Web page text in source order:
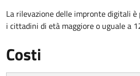
La rilevazione delle impronte digitali
i cittadini di età maggiore o uguale a
Costi